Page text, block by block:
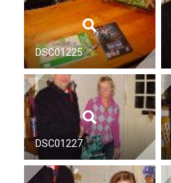
DSC01225
DSC01227